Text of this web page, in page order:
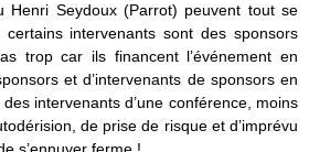
Henri Seydoux (Parrot) peuvent tout se
intervenants sont des sponsors
trop car ils financent l’événement en
et d’intervenants de sponsors en
intervenants d’une conférence, moins
de prise de risque et d’imprévu